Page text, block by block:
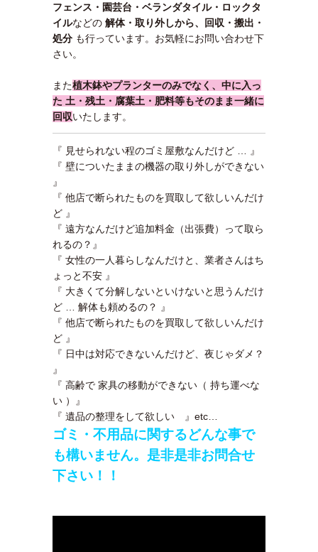
フェンス・園芸台・ ベランダタイル・ロックタ
イルなどの 解体・取り外しから、回収・搬出・
処分 も行っています。お気軽にお問い合わせ下
さい。
また植木鉢やプランターのみでなく、中に入っ
た 土・残土・腐葉土・肥料等もそのまま一緒に
回収いたします。
『 見せられない程のゴミ屋敷なんだけど … 』
『 壁についたままの機器の取り外しができない
』
『 他店で断られたものを買取して欲しいんだけ
ど 』
『 遠方なんだけど追加料金（出張費）って取ら
れるの？』
『 女性の一人暮らしなんだけと、業者さんはち
ょっと不安 』
『 大きくて分解しないといけないと思うんだけ
ど … 解体も頼めるの？ 』
『 他店で断られたものを買取して欲しいんだけ
ど 』
『 日中は対応できないんだけど、夜じゃダメ？
』
『 高齢で 家具の移動ができない（ 持ち運べな
い ）』
『 遺品の整理をして欲しい 』etc…
ゴミ・不用品に関するどんな事で
も構いません。是非是非お問合せ
下さい！！